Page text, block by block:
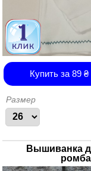
Купить за 89₴
Размер
Вышиванка